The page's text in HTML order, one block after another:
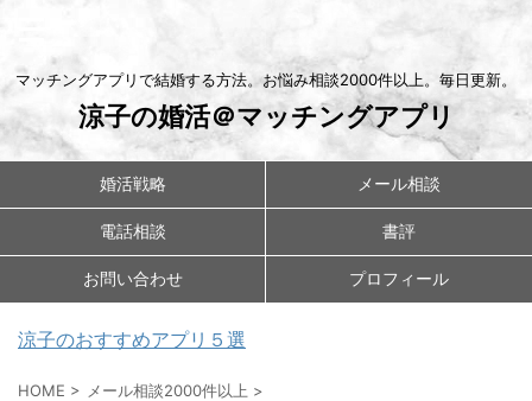
マッチングアプリで結婚する方法。お悩み相談2000件以上。毎日更新。
涼子の婚活＠マッチングアプリ
婚活戦略 メール相談
電話相談 書評
お問い合わせ プロフィール
涼子のおすすめアプリ５選
HOME > メール相談2000件以上 >